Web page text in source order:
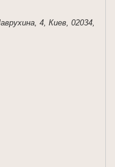
4, Киев, 02034,